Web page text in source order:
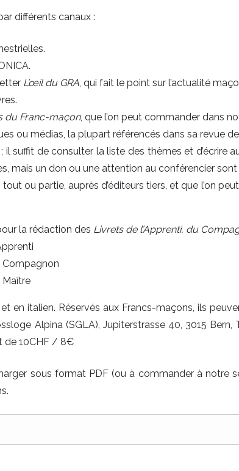
différents canaux :
L’œil du GRA, qui fait le point sur l’actualité
du Franc-maçon, que l’on peut commander dans
ou médias, la plupart référencés dans sa revue
suffit de consulter la liste des thèmes et d’écrire
mais un don ou une attention au conférencier sont
tout ou partie, auprès d’éditeurs tiers, et que l’on
la rédaction des Livrets de l’Apprenti, du
Compagnon
Maître
en italien. Réservés aux Francs-maçons, ils
Alpina (SGLA), Jupiterstrasse 40, 3015 Bern,
de 10CHF / 8€
sous format PDF (ou à commander à notre